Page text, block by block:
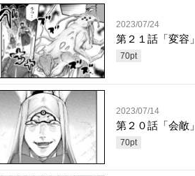
2023/07/24
第２１話「変容」
70pt
2023/07/14
第２０話「会敵」
70pt